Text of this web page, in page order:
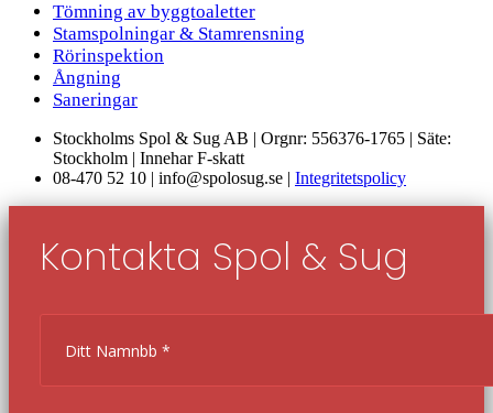
Tömning av byggtoaletter
Stamspolningar & Stamrensning
Rörinspektion
Ångning
Saneringar
Stockholms Spol & Sug AB | Orgnr: 556376-1765 | Säte:
Stockholm | Innehar F-skatt
08-470 52 10 | info@spolosug.se | Integritetspolicy
Kontakta Spol & Sug